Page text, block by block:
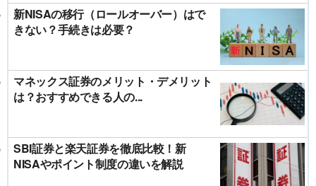
新NISAの移行（ロールオーバー）はで
きない？手続きは必要？
マネックス証券のメリット・デメリット
は？おすすめできる人の...
SBI証券と楽天証券を徹底比較！新
NISAやポイント制度の違いを解説